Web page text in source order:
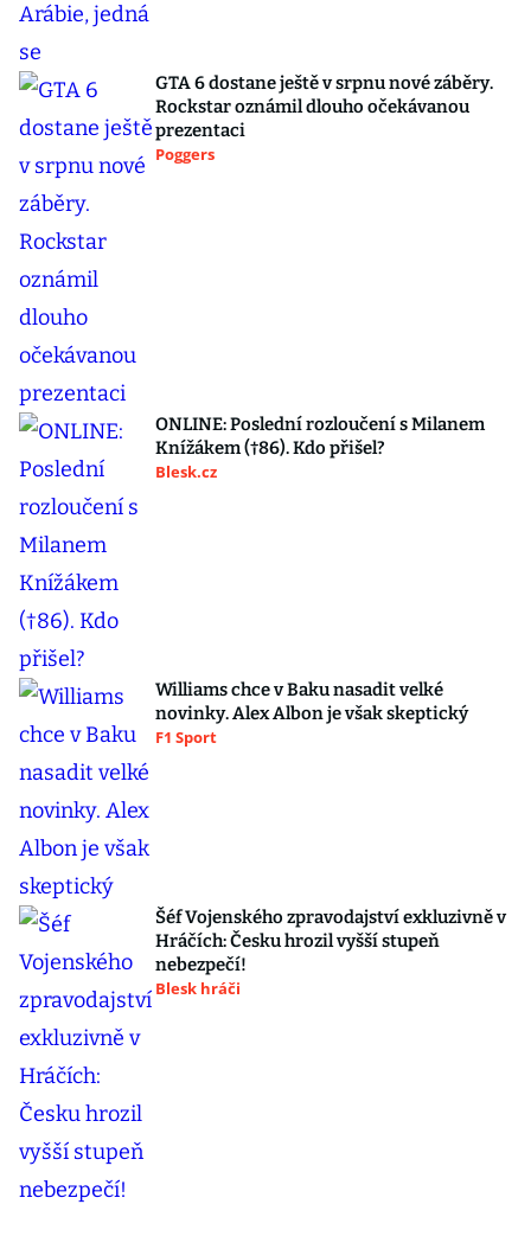
GTA 6 dostane ještě v srpnu nové záběry.
Rockstar oznámil dlouho očekávanou
prezentaci
Poggers
ONLINE: Poslední rozloučení s Milanem
Knížákem (†86). Kdo přišel?
Blesk.cz
Williams chce v Baku nasadit velké
novinky. Alex Albon je však skeptický
F1 Sport
Šéf Vojenského zpravodajství exkluzivně v
Hráčích: Česku hrozil vyšší stupeň
nebezpečí!
Blesk hráči